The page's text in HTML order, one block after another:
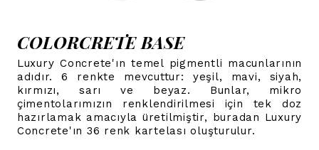
COLORCRETE BASE
Luxury Concrete'ın temel pigmentli macunlarının
adıdır. 6 renkte mevcuttur: yeşil, mavi, siyah,
kırmızı, sarı ve beyaz. Bunlar, mikro
çimentolarımızın renklendirilmesi için tek doz
hazırlamak amacıyla üretilmiştir, buradan Luxury
Concrete'ın 36 renk kartelası oluşturulur.